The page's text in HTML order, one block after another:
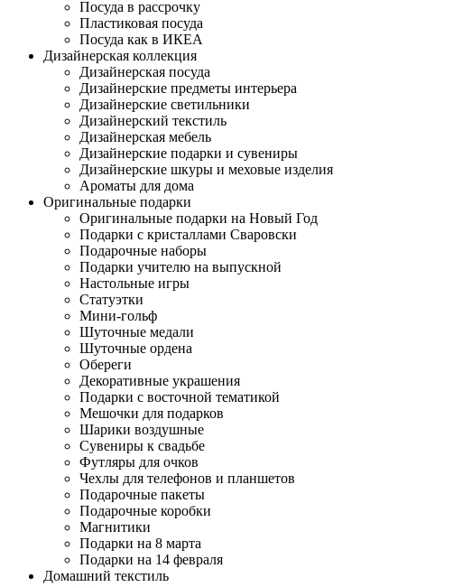
Посуда в рассрочку
Пластиковая посуда
Посуда как в ИКЕА
Дизайнерская коллекция
Дизайнерская посуда
Дизайнерские предметы интерьера
Дизайнерские светильники
Дизайнерский текстиль
Дизайнерская мебель
Дизайнерские подарки и сувениры
Дизайнерские шкуры и меховые изделия
Ароматы для дома
Оригинальные подарки
Оригинальные подарки на Новый Год
Подарки с кристаллами Сваровски
Подарочные наборы
Подарки учителю на выпускной
Настольные игры
Статуэтки
Мини-гольф
Шуточные медали
Шуточные ордена
Обереги
Декоративные украшения
Подарки с восточной тематикой
Мешочки для подарков
Шарики воздушные
Сувениры к свадьбе
Футляры для очков
Чехлы для телефонов и планшетов
Подарочные пакеты
Подарочные коробки
Магнитики
Подарки на 8 марта
Подарки на 14 февраля
Домашний текстиль